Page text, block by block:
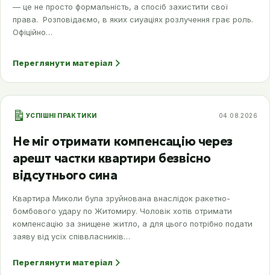
— це не просто формальність, а спосіб захистити свої
права. Розповідаємо, в яких сиуаціях розлучення грає роль.
Офіційно…
Переглянути матеріал
УСПІШНІ ПРАКТИКИ 04.08.2026
Не міг отримати компенсацію через
арешт частки квартири безвісно
відсутнього сина
Квартира Миколи була зруйнована внаслідок ракетно-
бомбового удару по Житомиру. Чоловік хотів отримати
компенсацію за знищене житло, а для цього потрібно подати
заяву від усіх співвласників…
Переглянути матеріал